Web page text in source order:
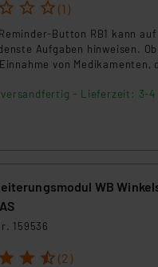
EU. Dies bedeutet, dass
etwa das Risiko, dass
hiergegen
auf die
Datenübermittlung,
3 4 5 (1)
Button RB1 kann auf
Aufgaben hinweisen.
von Medikamenten,
oder die regelmäßige
- Lieferzeit: 3-4
WB
159536
3 4 5 (2)